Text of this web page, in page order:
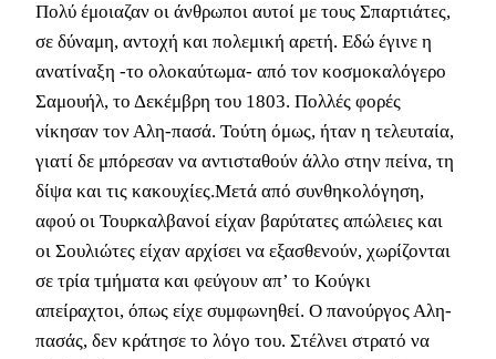
Πολύ έμοιαζαν οι άνθρωποι αυτοί με τους Σπαρτιάτες,
σε δύναμη, αντοχή και πολεμική αρετή. Εδώ έγινε η
ανατίναξη -το ολοκαύτωμα- από τον κοσμοκαλόγερο
Σαμουήλ, το Δεκέμβρη του 1803. Πολλές φορές
νίκησαν τον Αλη-πασά. Τούτη όμως, ήταν η τελευταία,
γιατί δε μπόρεσαν να αντισταθούν άλλο στην πείνα, τη
δίψα και τις κακουχίες.Μετά από συνθηκολόγηση,
αφού οι Τουρκαλβανοί είχαν βαρύτατες απώλειες και
οι Σουλιώτες είχαν αρχίσει να εξασθενούν, χωρίζονται
σε τρία τμήματα και φεύγουν απ’ το Κούγκι
απείραχτοι, όπως είχε συμφωνηθεί. Ο πανούργος Αλη-
πασάς, δεν κράτησε το λόγο του. Στέλνει στρατό να